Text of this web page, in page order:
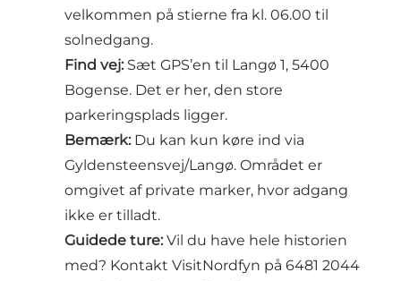
velkommen på stierne fra kl. 06.00 til
solnedgang.
Find vej: Sæt GPS’en til Langø 1, 5400
Bogense. Det er her, den store
parkeringsplads ligger.
Bemærk: Du kan kun køre ind via
Gyldensteensvej/Langø. Området er
omgivet af private marker, hvor adgang
ikke er tilladt.
Guidede ture: Vil du have hele historien
med? Kontakt VisitNordfyn på 6481 2044